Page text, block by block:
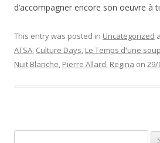
d’accompagner encore son oeuvre à
This entry was posted in Uncategorized
ATSA, Culture Days, Le Temps d'une
Nuit Blanche, Pierre Allard, Regina on 29/